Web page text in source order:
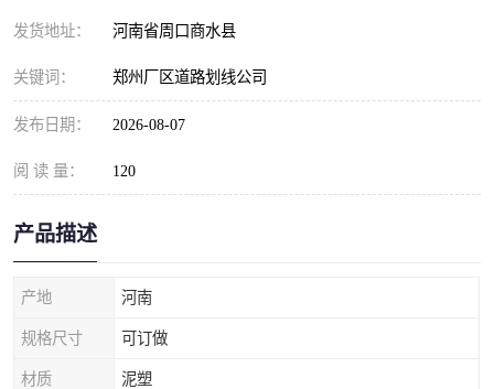
发货地址： 河南省周口商水县
关键词： 郑州厂区道路划线公司
发布日期： 2026-08-07
阅 读 量： 120
产品描述
产地 河南
规格尺寸 可订做
材质 泥塑